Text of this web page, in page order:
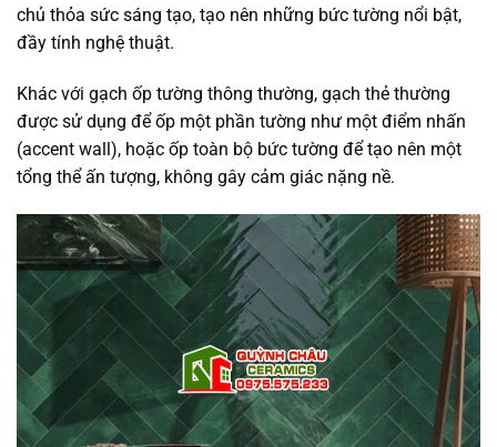
chủ thỏa sức sáng tạo, tạo nên những bức tường nổi bật,
đầy tính nghệ thuật.
Khác với gạch ốp tường thông thường, gạch thẻ thường
được sử dụng để ốp một phần tường như một điểm nhấn
(accent wall), hoặc ốp toàn bộ bức tường để tạo nên một
tổng thể ấn tượng, không gây cảm giác nặng nề.